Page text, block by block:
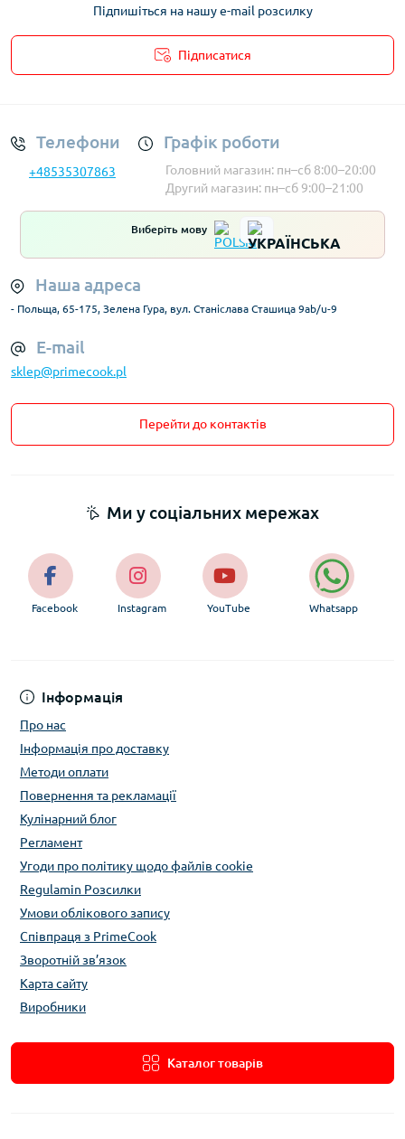
Підпишіться на нашу e-mail розсилку
Підписатися
Телефони
+48535307863
Графік роботи
Головний магазин: пн–сб 8:00–20:00
Другий магазин: пн–сб 9:00–21:00
Виберіть мову
Наша адреса
- Польща, 65-175, Зелена Гура, вул. Станіслава Сташица 9ab/u-9
E-mail
sklep@primecook.pl
Перейти до контактів
Інформація
Про нас
Інформація про доставку
Методи оплати
Повернення та рекламації
Кулінарний блог
Регламент
Угоди про політику щодо файлів cookie
Regulamin Розсилки
Умови облікового запису
Співпраця з PrimeCook
Зворотній зв’язок
Карта сайту
Виробники
Каталог товарів
Ми у соціальних мережах
Facebook Instagram YouTube Whatsapp